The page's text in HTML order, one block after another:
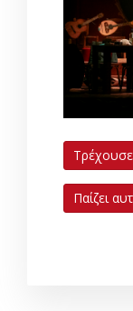
Παίζει